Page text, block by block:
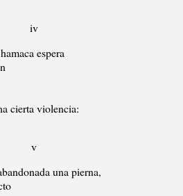
iv
espera
cierta violencia:
v
una pierna,